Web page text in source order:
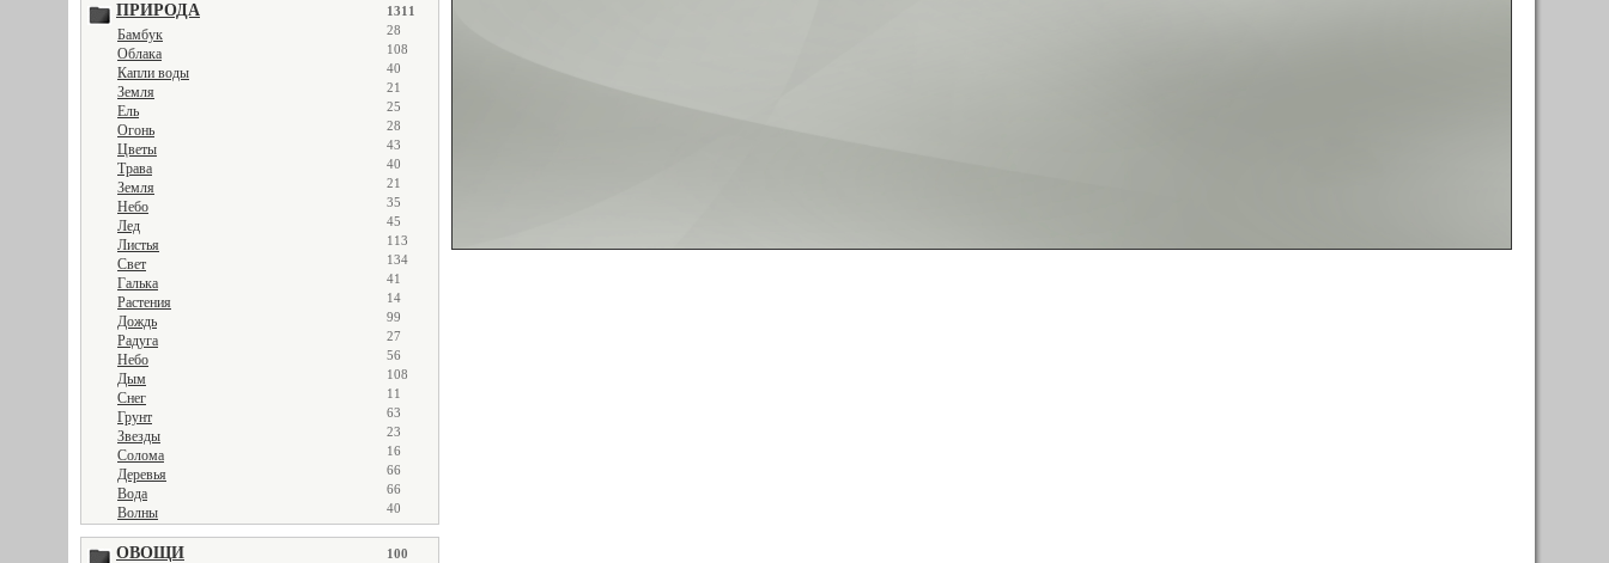
ПРИРОДА 1311
Бамбук 28
Облака 108
Капли воды 40
Земля 21
Ель 25
Огонь 28
Цветы 43
Трава 40
Земля 21
Небо 35
Лед 45
Листья 113
Свет 134
Галька 41
Растения 14
Дождь 99
Радуга 27
Небо 56
Дым 108
Снег 11
Грунт 63
Звезды 23
Солома 16
Деревья 66
Вода 66
Волны 40
ОВОЩИ 100